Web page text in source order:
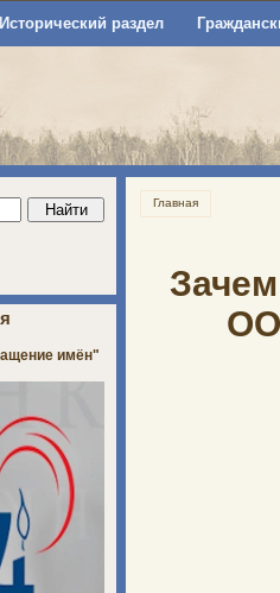
Исторический раздел
Главная
имён"